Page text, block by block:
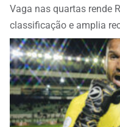
Vaga nas quartas rende
classificação e amplia